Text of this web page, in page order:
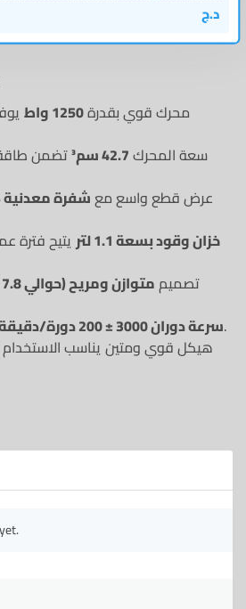
د.ج
محرك قوي بقدرة1250 واط
سعة المحرك42.7 سم³
تضمن طاقة
عرض قطع واسع معشفرة معدنية 255 مم
خزان وقود بسعة 1.1 لتر
يتيح فترة
تصميممتوازن ومريح (حوالي 7.8 كغ)
سرعة دوران 3000 ± 200 دورة/دقيقةلقطع دقيق وسلس.